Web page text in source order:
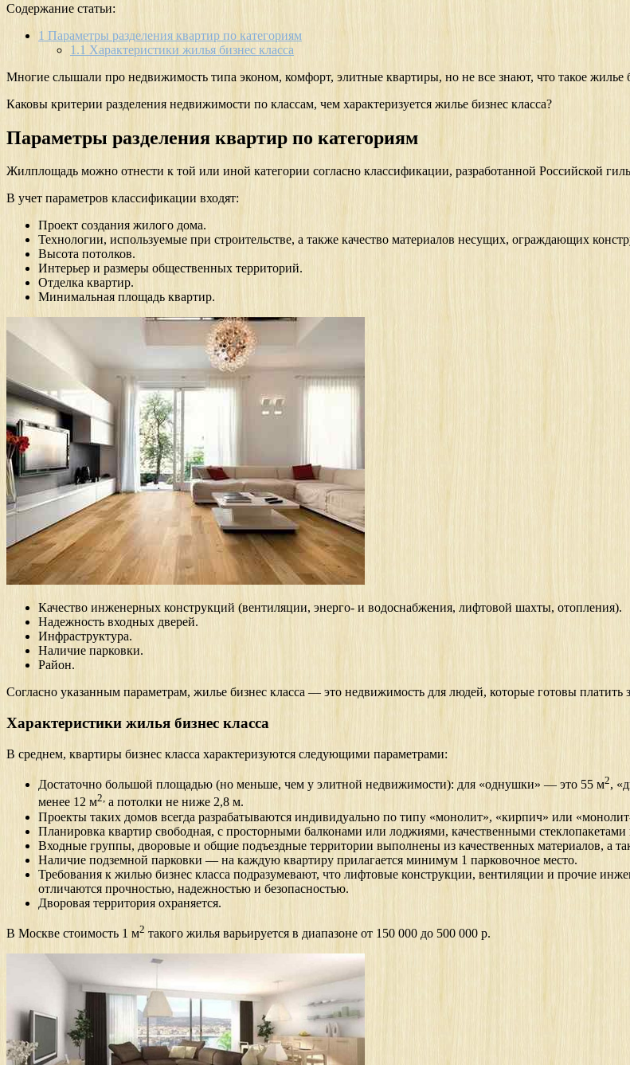
Содержание статьи:
1 Параметры разделения квартир по категориям
1.1 Характеристики жилья бизнес класса
Многие слышали про недвижимость типа эконом, комфорт, элитные квартиры, но не все знают, что такое жилье
Каковы критерии разделения недвижимости по классам, чем характеризуется жилье бизнес класса?
Параметры разделения квартир по категориям
Жилплощадь можно отнести к той или иной категории согласно классификации, разработанной Российской
В учет параметров классификации входят:
Проект создания жилого дома.
Технологии, используемые при строительстве, а также качество материалов несущих, ограждающих
Высота потолков.
Интерьер и размеры общественных территорий.
Отделка квартир.
Минимальная площадь квартир.
Качество инженерных конструкций (вентиляции, энерго- и водоснабжения, лифтовой шахты, отопления).
Надежность входных дверей.
Инфраструктура.
Наличие парковки.
Район.
Согласно указанным параметрам, жилье бизнес класса — это недвижимость для людей, которые готовы платить
Характеристики жилья бизнес класса
В среднем, квартиры бизнес класса характеризуются следующими параметрами:
Достаточно большой площадью (но меньше, чем у элитной недвижимости): для «однушки» — это 55 м2,
менее 12 м2, а потолки не ниже 2,8 м.
Проекты таких домов всегда разрабатываются индивидуально по типу «монолит», «кирпич» или
Планировка квартир свободная, с просторными балконами или лоджиями, качественными
Входные группы, дворовые и общие подъездные территории выполнены из качественных материалов, а
Наличие подземной парковки — на каждую квартиру прилагается минимум 1 парковочное место.
Требования к жилью бизнес класса подразумевают, что лифтовые конструкции, вентиляции и прочие
отличаются прочностью, надежностью и безопасностью.
Дворовая территория охраняется.
В Москве стоимость 1 м2 такого жилья варьируется в диапазоне от 150 000 до 500 000 р.